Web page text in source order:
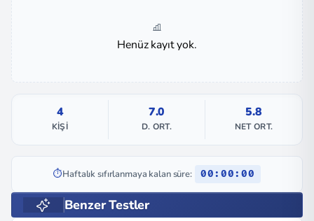
Henüz kayıt yok.
4
KIŞI
7.0
D. ORT.
5.8
NET ORT.
⏱️Haftalık sıfırlanmaya kalan süre: 00:00:00
Benzer Testler